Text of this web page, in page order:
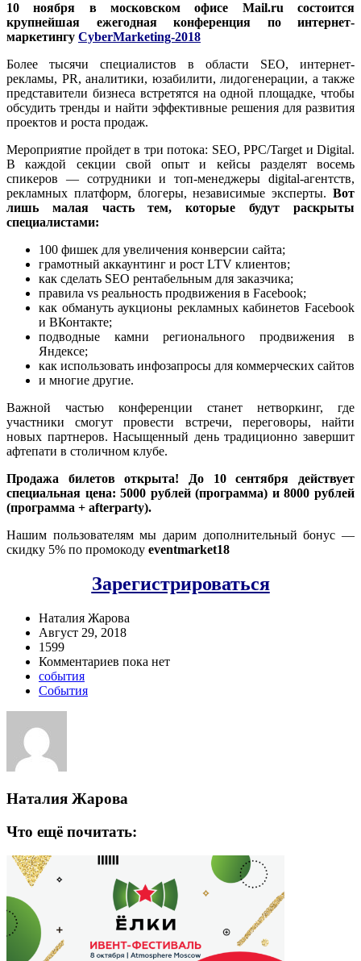
10 ноября в московском офисе Mail.ru состоится
крупнейшая ежегодная конференция по интернет-
маркетингу CyberMarketing-2018
Более тысячи специалистов в области SEO, интернет-
рекламы, PR, аналитики, юзабилити, лидогенерации, а также
представители бизнеса встретятся на одной площадке, чтобы
обсудить тренды и найти эффективные решения для развития
проектов и роста продаж.
Мероприятие пройдет в три потока: SEO, PPC/Target и Digital.
В каждой секции свой опыт и кейсы разделят восемь
спикеров — сотрудники и топ-менеджеры digital-агентств,
рекламных платформ, блогеры, независимые эксперты. Вот
лишь малая часть тем, которые будут раскрыты
специалистами:
100 фишек для увеличения конверсии сайта;
грамотный аккаунтинг и рост LTV клиентов;
как сделать SEO рентабельным для заказчика;
правила vs реальность продвижения в Facebook;
как обмануть аукционы рекламных кабинетов Facebook
и ВКонтакте;
подводные камни регионального продвижения в
Яндексе;
как использовать инфозапросы для коммерческих сайтов
и многие другие.
Важной частью конференции станет нетворкинг, где
участники смогут провести встречи, переговоры, найти
новых партнеров. Насыщенный день традиционно завершит
афтепати в столичном клубе.
Продажа билетов открыта! До 10 сентября действует
специальная цена: 5000 рублей (программа) и 8000 рублей
(программа + afterparty).
Нашим пользователям мы дарим дополнительный бонус —
скидку 5% по промокоду eventmarket18
Зарегистрироваться
Наталия Жарова
Август 29, 2018
1599
Комментариев пока нет
события
События
Наталия Жарова
Что ещё почитать: